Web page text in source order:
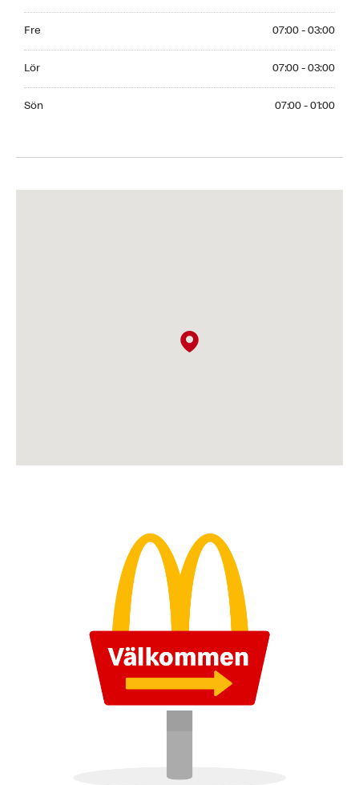
Fre 07:00 - 03:00
Lör 07:00 - 03:00
Sön 07:00 - 01:00